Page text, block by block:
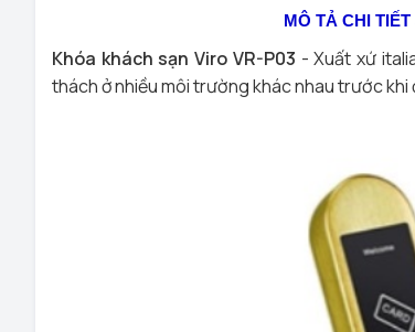
MÔ TẢ CHI
Khóa khách sạn Viro VR-P03 - Xuất xứ
thách ở nhiều môi trường khác nhau trước